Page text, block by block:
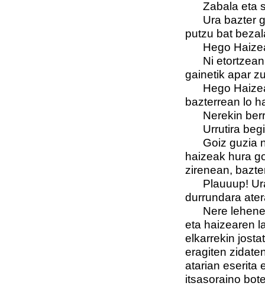
Zabala eta
Ura bazter
putzu bat
Hego Haizea
Ni etortzean
gainetik apar
Hego Haizea
bazterrean lo
Nerekin
Urrutira
Goiz guzia
haizeak hura
zirenean,
Plauuup!
durrundara
Nere
eta haizearen
elkarrekin
eragiten
atarian eserita
itsasoraino